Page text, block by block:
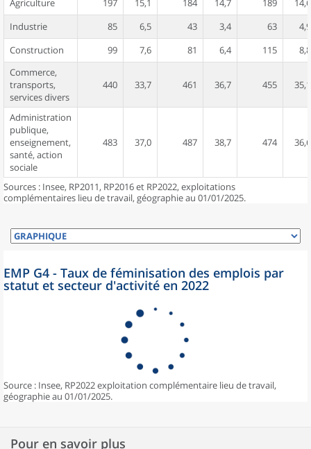
Agriculture
197 15,1 184 14,7 189
14,6
Industrie
85 6,5 43 3,4 63
4,9
Construction
99 7,6 81 6,4 115
8,8
Commerce,
transports,
services divers
440 33,7 461 36,7 455 35,1
Administration
publique,
enseignement,
santé, action
sociale
483 37,0 487 38,7 474 36,6
Sources : Insee, RP2011, RP2016 et RP2022, exploitations
complémentaires lieu de travail, géographie au 01/01/2025.
EMP G4 - Taux de féminisation des emplois par
statut et secteur d'activité en 2022
Source : Insee, RP2022 exploitation complémentaire lieu de travail,
géographie au 01/01/2025.
Pour en savoir plus